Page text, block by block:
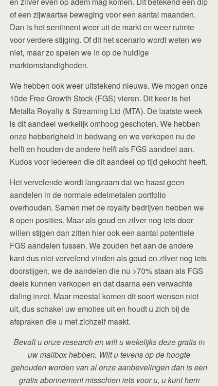
of een zijwaartse beweging voor een aantal maanden.
Dan is het sentiment weer uit de markt en weer ruimte
voor verdere stijging. Of dit het scenario wordt weten we
niet, maar zo spelen we in op de huidige
marktomstandigheden.
We hebben ook weer uitstekend nieuws. We mogen onze
10de Free Growth Stock (FGS) vieren. Dit keer is het
Metalla Royalty & Streaming Ltd (MTA). De laatste week
is dit aandeel werkelijk omhoog geschoten. We hebben
onze hebberigheid in bedwang en we verkopen nu de
helft en houden de andere helft als FGS aandeel aan.
Kudos voor iedereen die dit aandeel op tijd gekocht heeft.
Het vervelende wordt langzaam dat we haast geen
aandelen in de normale edelmetalen portfolio
overhouden. Samen met de royalty bedrijven hebben we
8 open posities. Maar als goud en zilver nog iets door
willen stijgen dan zitten hier ook een aantal potentiele
FGS aandelen tussen. We zouden het aan de andere
kant dus niet vervelend vinden als goud en zilver nog iets
doorstijgen, we de aandelen die nu >70% staan als FGS
deels kunnen verkopen en dat daarna een verwachte
daling inzet. Maar meestal komen dit soort wensen niet
uit, dus schakel uw emoties uit en houdt u zich bij de
afspraken die u met zichzelf maakt.
Bevalt u onze research en wilt u wekelijks deze gratis in
uw mailbox hebben. Wilt u tevens op de hoogte
gehouden worden van al onze aanbevelingen dan is een
gratis abonnement misschien iets voor u, u kunt hem